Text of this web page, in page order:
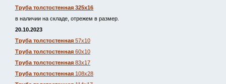
Труба толстостенная 325х16
в наличии на складе, отрежем в размер.
20.10.2023
Труба толстостенная 57х10
Труба толстостенная 60х10
Труба толстостенная 83х17
Труба толстостенная 108х28